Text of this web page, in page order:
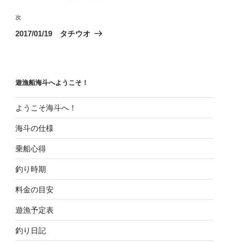
ビ
ゲ
ン
稿
次
の
次
2017/01/19 タチウオ
遊漁船海斗へようこそ！
ようこそ海斗へ！
海斗の仕様
乗船心得
釣り時期
料金の目安
遊漁予定表
釣り日記